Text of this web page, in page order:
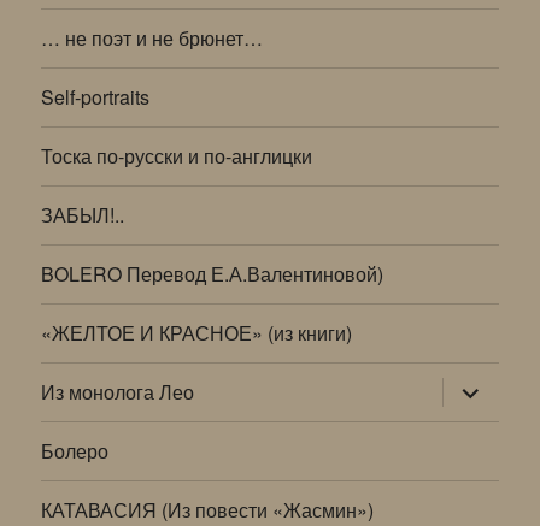
… не поэт и не брюнет…
Self-portraits
Тоска по-русски и по-англицки
ЗАБЫЛ!..
BOLERO Перевод Е.А.Валентиновой)
«ЖЕЛТОЕ И КРАСНОЕ» (из книги)
Из монолога Лео раскрыть
дочернее
меню
Болеро
КАТАВАСИЯ (Из повести «Жасмин»)